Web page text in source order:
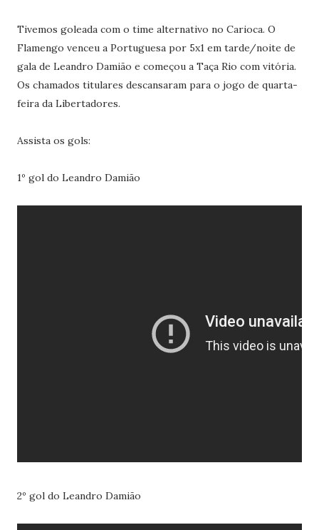
Tivemos goleada com o time alternativo no Carioca. O
Flamengo venceu a Portuguesa por 5x1 em tarde/noite de
gala de Leandro Damião e começou a Taça Rio com vitória.
Os chamados titulares descansaram para o jogo de quarta-
feira da Libertadores.
Assista os gols:
1º gol do Leandro Damião
2º gol do Leandro Damião